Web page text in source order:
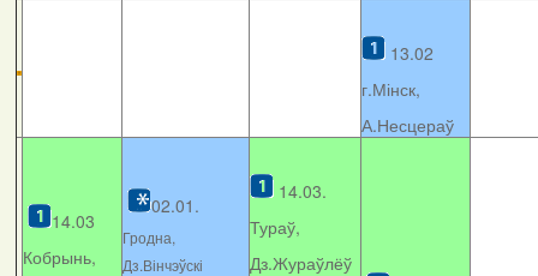
13.02
г.Мінск,
А.Несцераў
14.03
Кобрынь,
02.01.
Гродна,
Дз.Вінчэўскі
14.03.
Тураў,
Дз.Жураўлёў